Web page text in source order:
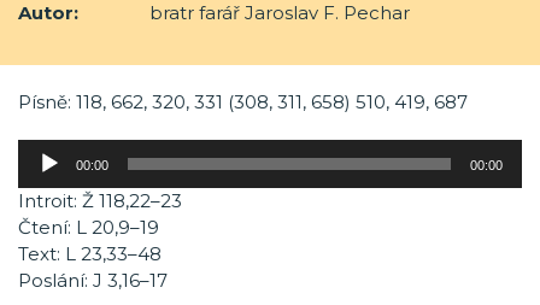
Autor: bratr farář Jaroslav F. Pechar
Písně: 118, 662, 320, 331 (308, 311, 658) 510, 419, 687
Audio
00:00 00:00
Introit: Ž 118,22–23
Čtení: L 20,9–19
Text: L 23,33–48
Poslání: J 3,16–17